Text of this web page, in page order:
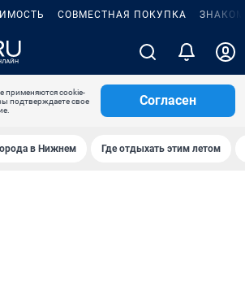
СОВМЕСТНАЯ ПОКУПКА
применяются cookie-
подтверждаете свое
Согласен
в Нижнем Где отдыхать этим летом